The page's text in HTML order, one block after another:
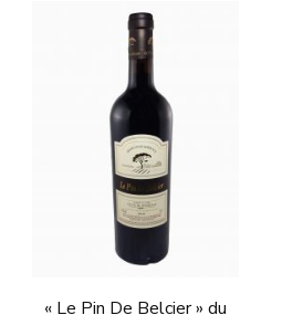
« Le Pin De Belcier » du